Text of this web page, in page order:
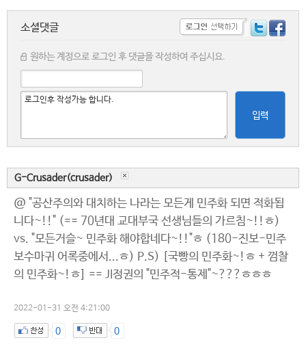
소셜댓글
원하는 계정으로 로그인 후 댓글을 작성하여 주십시요.
입력
G-Crusader(crusader)
@ "공산주의와 대치하는 나라는 모든게 민주화 되면 적화됩
니다~!!" (== 70년대 교대부국 선생님들의 가르침~!!ㅎ)
vs. "모든거슬~ 민주화 해야합네다~!!"ㅎ (180-진보-민주
보수마귀 어록중에서...ㅎ) P.S) [국빵의 민주화~!ㅎ + 껌찰
의 민주화~!ㅎ] == JI정권의 "민주적-통제"~???ㅎㅎㅎ
2022-01-31 오전 4:21:00
0 0